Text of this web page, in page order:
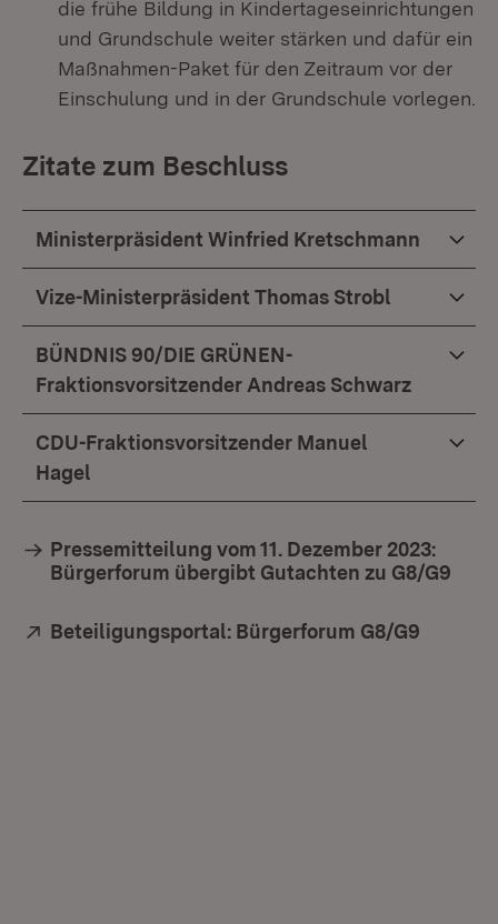
die frühe Bildung in Kindertageseinrichtungen
und Grundschule weiter stärken und dafür ein
Maßnahmen-Paket für den Zeitraum vor der
Einschulung und in der Grundschule vorlegen.
Zitate zum Beschluss
Ministerpräsident Winfried Kretschmann
Vize-Ministerpräsident Thomas Strobl
BÜNDNIS 90/DIE GRÜNEN-
Fraktionsvorsitzender Andreas Schwarz
CDU-Fraktionsvorsitzender Manuel
Hagel
Pressemitteilung vom 11. Dezember 2023:
Bürgerforum übergibt Gutachten zu G8/G9
Extern:
Beteiligungsportal: Bürgerforum G8/G9